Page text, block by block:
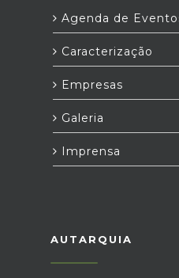
Agenda de
Caracterização
Empresas
Galeria
Imprensa
AUTARQUIA